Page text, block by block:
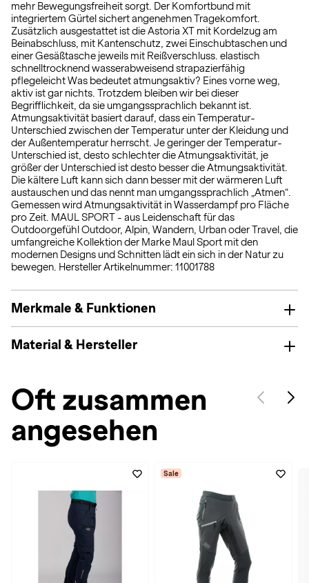
mehr Bewegungsfreiheit sorgt. Der Komfortbund mit
integriertem Gürtel sichert angenehmen Tragekomfort.
Zusätzlich ausgestattet ist die Astoria XT mit Kordelzug am
Beinabschluss, mit Kantenschutz, zwei Einschubtaschen und
einer Gesäßtasche jeweils mit Reißverschluss. elastisch
schnelltrocknend wasserabweisend strapazierfähig
pflegeleicht Was bedeutet atmungsaktiv? Eines vorne weg,
aktiv ist gar nichts. Trotzdem bleiben wir bei dieser
Begrifflichkeit, da sie umgangssprachlich bekannt ist.
Atmungsaktivität basiert darauf, dass ein Temperatur-
Unterschied zwischen der Temperatur unter der Kleidung und
der Außentemperatur herrscht. Je geringer der Temperatur-
Unterschied ist, desto schlechter die Atmungsaktivität, je
größer der Unterschied ist desto besser die Atmungsaktivität.
Die kältere Luft kann sich dann besser mit der wärmeren Luft
austauschen und das nennt man umgangssprachlich „Atmen“.
Gemessen wird Atmungsaktivität in Wasserdampf pro Fläche
pro Zeit. MAUL SPORT - aus Leidenschaft für das
Outdoorgefühl Outdoor, Alpin, Wandern, Urban oder Travel, die
umfangreiche Kollektion der Marke Maul Sport mit den
modernen Designs und Schnitten lädt ein sich in der Natur zu
bewegen. Hersteller Artikelnummer: 11001788
Merkmale & Funktionen
Material & Hersteller
Oft zusammen
angesehen
Sale